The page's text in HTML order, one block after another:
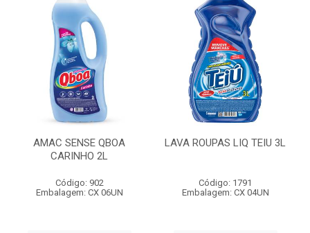
AMAC SENSE QBOA
CARINHO 2L
Código: 902
Embalagem: CX 06UN
LAVA ROUPAS LIQ TEIU 3L
Código: 1791
Embalagem: CX 04UN